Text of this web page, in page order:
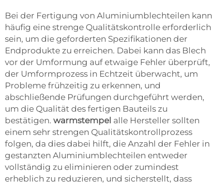
Bei der Fertigung von Aluminiumblechteilen kann
häufig eine strenge Qualitätskontrolle erforderlich
sein, um die geforderten Spezifikationen der
Endprodukte zu erreichen. Dabei kann das Blech
vor der Umformung auf etwaige Fehler überprüft,
der Umformprozess in Echtzeit überwacht, um
Probleme frühzeitig zu erkennen, und
abschließende Prüfungen durchgeführt werden,
um die Qualität des fertigen Bauteils zu
bestätigen. warmstempel alle Hersteller sollten
einem sehr strengen Qualitätskontrollprozess
folgen, da dies dabei hilft, die Anzahl der Fehler in
gestanzten Aluminiumblechteilen entweder
vollständig zu eliminieren oder zumindest
erheblich zu reduzieren, und sicherstellt, dass